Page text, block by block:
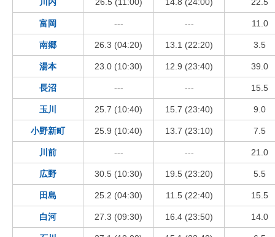
富岡 --- --- 11.0
南郷 26.3 (04:20) 13.1 (22:20) 3.5
湯本 23.0 (10:30) 12.9 (23:40) 39.0
長沼 --- --- 15.5
玉川 25.7 (10:40) 15.7 (23:40) 9.0
小野新町 25.9 (10:40) 13.7 (23:10) 7.5
川前 --- --- 21.0
広野 30.5 (10:30) 19.5 (23:20) 5.5
田島 25.2 (04:30) 11.5 (22:40) 15.5
白河 27.3 (09:30) 16.4 (23:50) 14.0